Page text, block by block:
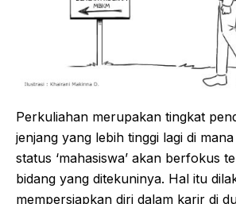
Perkuliahan merupakan tingkat
jenjang yang lebih tinggi lagi di
status ‘mahasiswa’ akan berfokus
bidang yang ditekuninya. Hal itu
mempersiapkan diri dalam karir di